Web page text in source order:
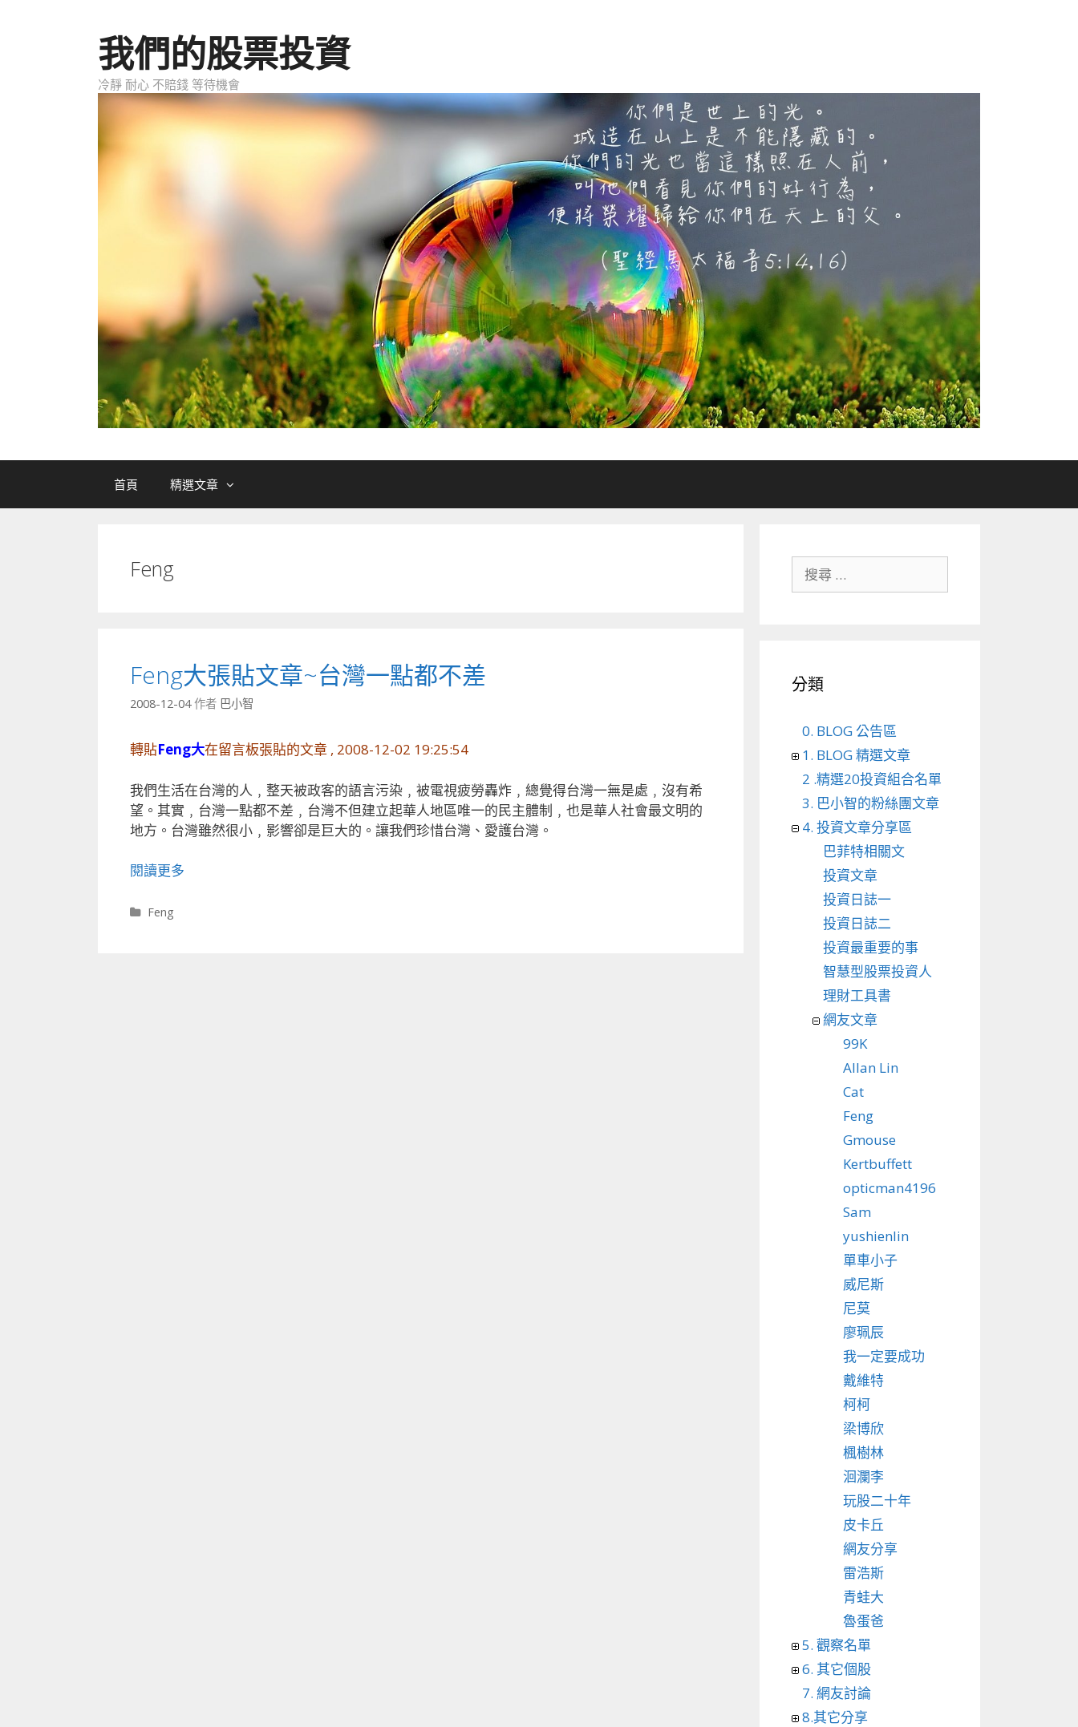
我們的股票投資
冷靜 耐心 不賠錢 等待機會
首頁 精選文章
Feng
Feng大張貼文章~台灣一點都不差
2008-12-04 作者 巴小智
轉貼Feng大在留言板張貼的文章 , 2008-12-02 19:25:54
我們生活在台灣的人﹐整天被政客的語言污染﹐被電視疲勞轟炸﹐總覺得台灣一無是處﹐沒有希
望。其實﹐台灣一點都不差﹐台灣不但建立起華人地區唯一的民主體制﹐也是華人社會最文明的
地方。台灣雖然很小﹐影響卻是巨大的。讓我們珍惜台灣、愛護台灣。
閱讀更多
分類
Feng
搜尋關於：
分類
0. BLOG 公告區
1. BLOG 精選文章
2 .精選20投資組合名單
3. 巴小智的粉絲團文章
4. 投資文章分享區
巴菲特相關文
投資文章
投資日誌一
投資日誌二
投資最重要的事
智慧型股票投資人
理財工具書
網友文章
99K
Allan Lin
Cat
Feng
Gmouse
Kertbuffett
opticman4196
Sam
yushienlin
單車小子
威尼斯
尼莫
廖珮辰
我一定要成功
戴維特
柯柯
梁博欣
楓樹林
洄瀾李
玩股二十年
皮卡丘
網友分享
雷浩斯
青蛙大
魯蛋爸
5. 觀察名單
6. 其它個股
7. 網友討論
8.其它分享